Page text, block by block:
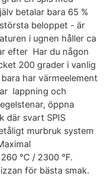
betalar bara 65 %
beloppet - är
i ugnen håller ca
efter Har du någon
200 grader i vanlig
har värmeelement
lappning och
öppna
där svart SPIS
murbruk system
°C / 2300 °F.
för bästa smak.